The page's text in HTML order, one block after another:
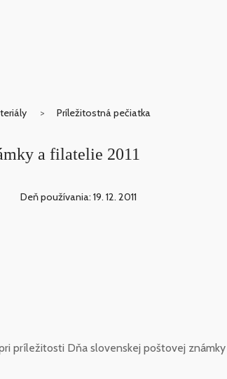
Príležitostná pečiatka
a filatelie 2011
Deň používania: 19. 12. 2011
príležitosti Dňa slovenskej poštovej